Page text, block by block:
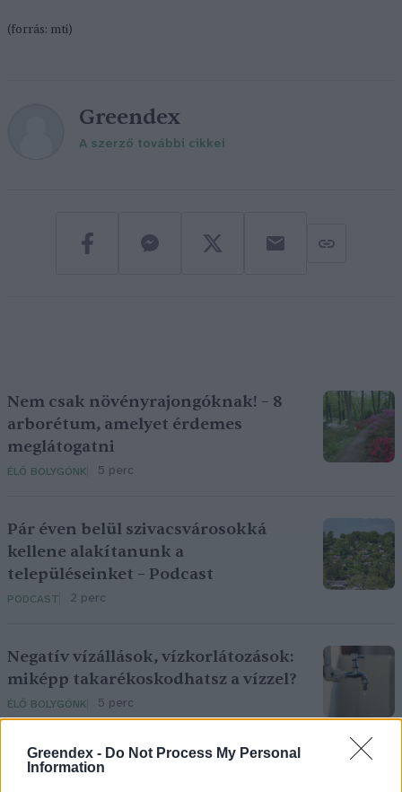
Greendex - Do Not Process My Personal
Information
(forrás: mti)
Greendex
A szerző további cikkei
Nem csak növényrajongóknak! – 8
arborétum, amelyet érdemes
meglátogatni
ÉLŐ BOLYGÓNK 5 perc
Pár éven belül szivacsvárosokká
kellene alakítanunk a
településeinket – Podcast
PODCAST 2 perc
Negatív vízállások, vízkorlátozások:
miképp takarékoskodhatsz a vízzel?
ÉLŐ BOLYGÓNK 5 perc